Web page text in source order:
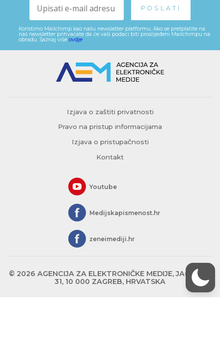
Koristimo Mailchimp kao našu newsletter platformu. Ako se pretplatite na
naš newsletter prihvaćate da će vaši podaci biti proslijeđeni Mailchimpu na
obradu. Saznaj više ovdje.
Izjava o zaštiti privatnosti
Pravo na pristup informacijama
Izjava o pristupačnosti
Kontakt
Youtube
Medijskapismenost.hr
zeneimediji.hr
© 2026 AGENCIJA ZA ELEKTRONIČKE MEDIJE, JAGIĆEVA
31, 10 000 ZAGREB, HRVATSKA